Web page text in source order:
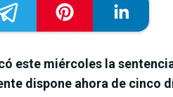
este miércoles la
dispone ahora de cinco